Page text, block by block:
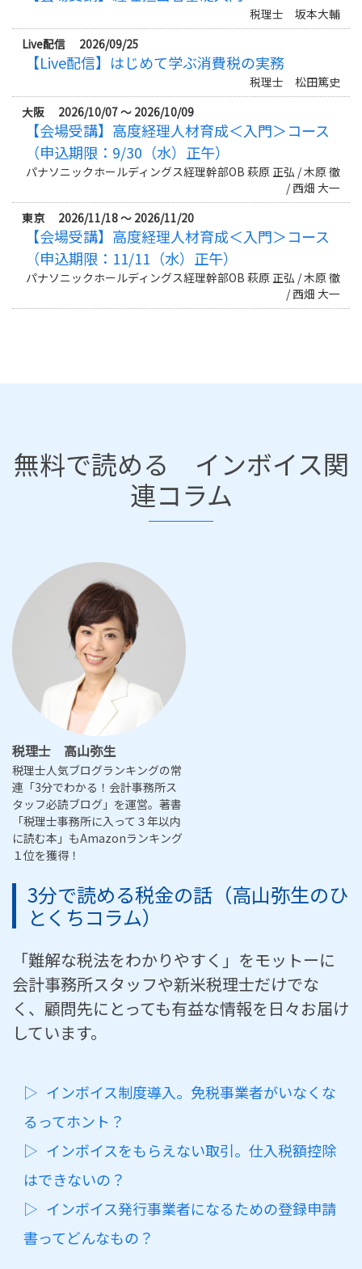
税理士 坂本大輔
Live配信 2026/09/25
【Live配信】はじめて学ぶ消費税の実務
税理士 松田篤史
大阪 2026/10/07 ～ 2026/10/09
【会場受講】高度経理人材育成＜入門＞コース
（申込期限：9/30（水）正午）
パナソニックホールディングス経理幹部OB 萩原 正弘 / 木原 徹
/ 西畑 大一
東京 2026/11/18 ～ 2026/11/20
【会場受講】高度経理人材育成＜入門＞コース
（申込期限：11/11（水）正午）
パナソニックホールディングス経理幹部OB 萩原 正弘 / 木原 徹
/ 西畑 大一
無料で読める インボイス関
連コラム
税理士 高山弥生
税理士人気ブログランキングの常
連「3分でわかる！会計事務所ス
タッフ必読ブログ」を運営。著書
「税理士事務所に入って３年以内
に読む本」もAmazonランキング
１位を獲得！
3分で読める税金の話（高山弥生のひ
とくちコラム）
「難解な税法をわかりやすく」をモットーに
会計事務所スタッフや新米税理士だけでな
く、顧問先にとっても有益な情報を日々お届け
しています。
インボイス制度導入。免税事業者がいなくな
るってホント？
インボイスをもらえない取引。仕入税額控除
はできないの？
インボイス発行事業者になるための登録申請
書ってどんなもの？